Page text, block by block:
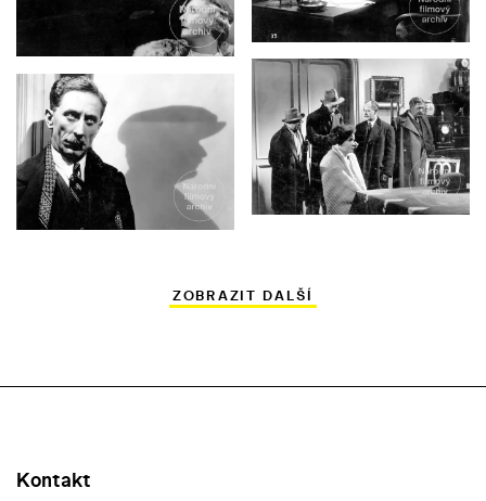
ZOBRAZIT DALŠÍ
Kontakt